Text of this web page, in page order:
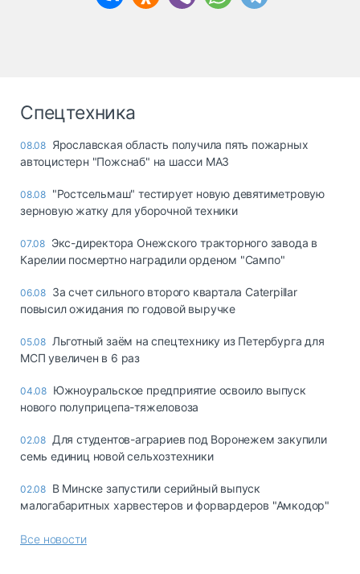
Спецтехника
08.08 Ярославская область получила пять пожарных
автоцистерн "Пожснаб" на шасси МАЗ
08.08 "Ростсельмаш" тестирует новую девятиметровую
зерновую жатку для уборочной техники
07.08 Экс-директора Онежского тракторного завода в
Карелии посмертно наградили орденом "Сампо"
06.08 За счет сильного второго квартала Caterpillar
повысил ожидания по годовой выручке
05.08 Льготный заём на спецтехнику из Петербурга для
МСП увеличен в 6 раз
04.08 Южноуральское предприятие освоило выпуск
нового полуприцепа-тяжеловоза
02.08 Для студентов-аграриев под Воронежем закупили
семь единиц новой сельхозтехники
02.08 В Минске запустили серийный выпуск
малогабаритных харвестеров и форвардеров "Амкодор"
Все новости